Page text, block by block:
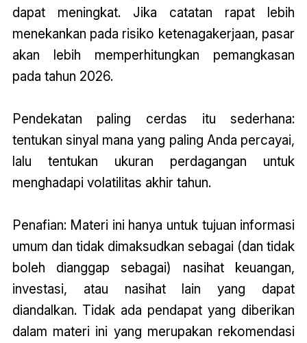
dapat meningkat. Jika catatan rapat lebih
menekankan pada risiko ketenagakerjaan, pasar
akan lebih memperhitungkan pemangkasan
pada tahun 2026.
Pendekatan paling cerdas itu sederhana:
tentukan sinyal mana yang paling Anda percayai,
lalu tentukan ukuran perdagangan untuk
menghadapi volatilitas akhir tahun.
Penafian: Materi ini hanya untuk tujuan informasi
umum dan tidak dimaksudkan sebagai (dan tidak
boleh dianggap sebagai) nasihat keuangan,
investasi, atau nasihat lain yang dapat
diandalkan. Tidak ada pendapat yang diberikan
dalam materi ini yang merupakan rekomendasi